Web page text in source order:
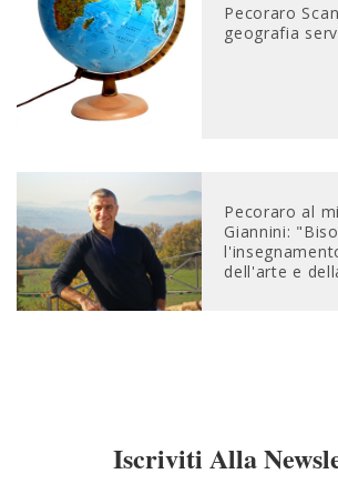
Pecoraro
geografia
Pecoraro al
Giannini:
dell'arte e
Iscriviti Alla